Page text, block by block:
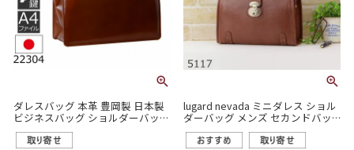
ダレスバッグ 本革 豊岡製 日本製
ビジネスバッグ ショルダーバッグ
2way SADDLE サドル メンズ
22304
lugard nevada ミニダレス ショル
ダーバッグ メンズ セカンドバッ
グ 日本製 ブランド カジュアル シ
ンプル 本革 5117